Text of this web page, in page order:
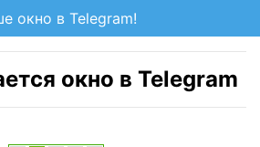
окно в Telegram!
окно в Telegram